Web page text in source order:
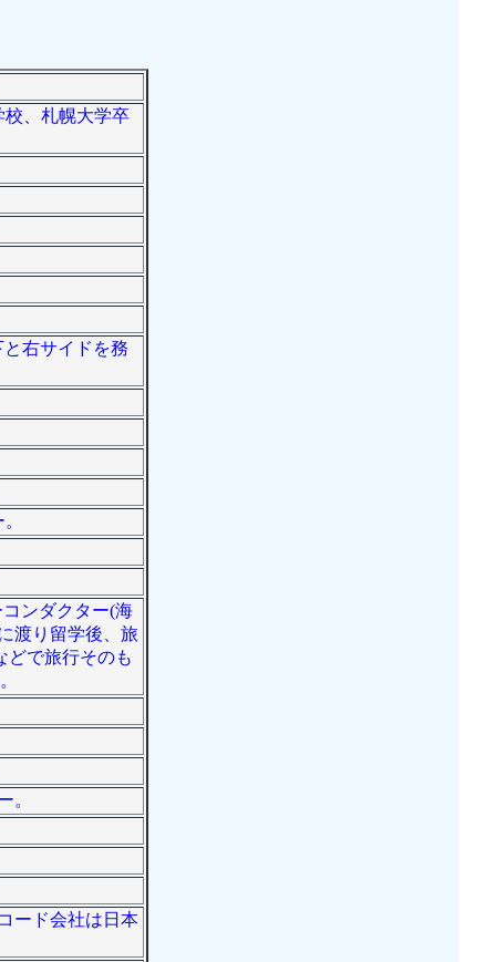
校、札幌大学卒
右サイドを務
ンダクター(海
渡り留学後、旅
どで旅行そのも
。
ード会社は日本